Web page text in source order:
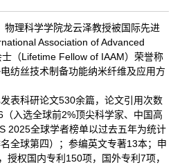
理科学学院龙云泽教授被国际先进
Association of Advanced
（Lifetime Fellow of IAAM）荣誉称
纺丝技术制备功能纳米纤维及应用方
表科研论文530余篇，论文引用次数
入选全球前2%顶尖科学家、中国高
2025全球学者榜单以过去五年为统计
全球第四）；参编英文专著13本；申
授权国内专利150项，国外专利7项，